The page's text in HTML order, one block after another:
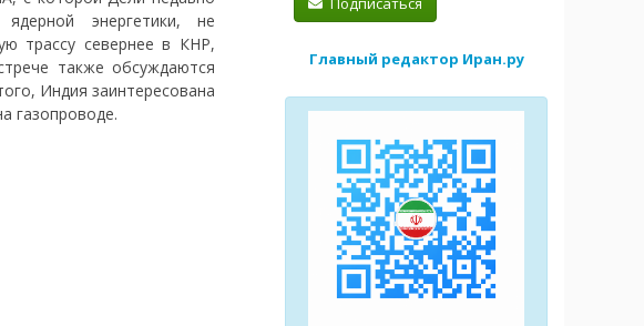
энергетики, не
трассу севернее в КНР,
также обсуждаются
Индия заинтересована
газопроводе.
Главный редактор Иран.ру